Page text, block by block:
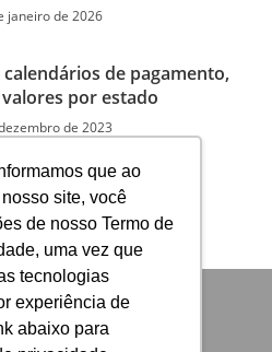
que ao
site, você
de nosso Termo de
uma vez que
tecnologias
experiência de
abaixo para
janeiro de 2026
de pagamento,
por estado
de 2023